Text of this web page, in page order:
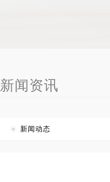
新闻资讯
新闻动态